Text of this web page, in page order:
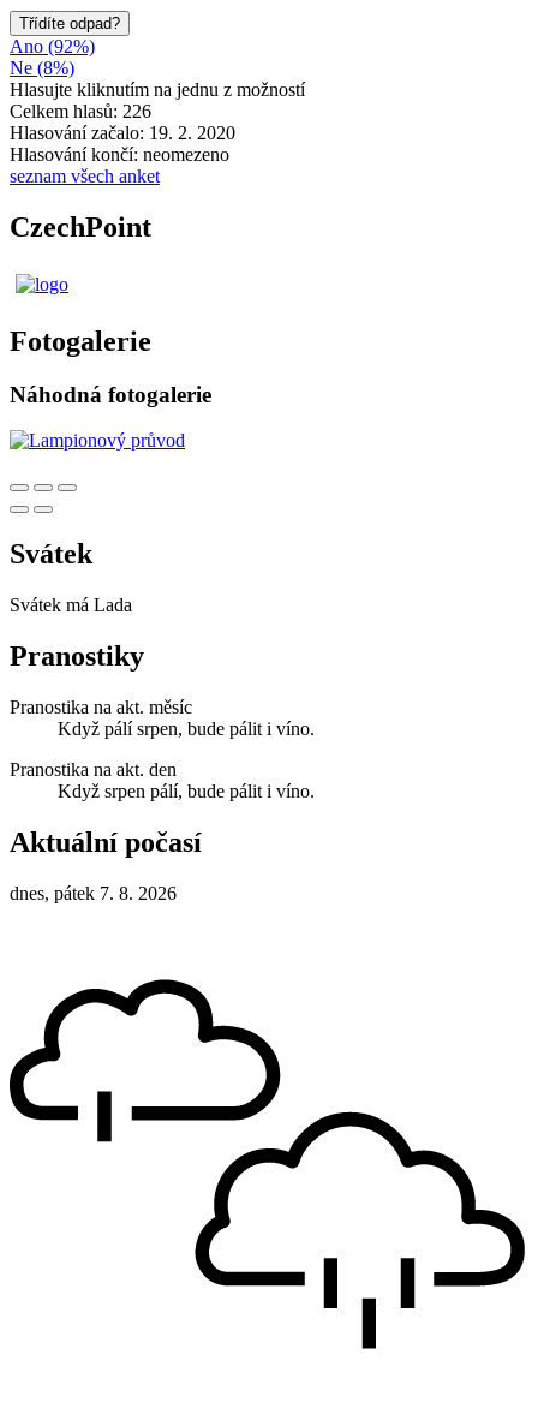
Třídíte odpad?
Ano (92%)
Ne (8%)
Hlasujte kliknutím na jednu z možností
Celkem hlasů: 226
Hlasování začalo: 19. 2. 2020
Hlasování končí: neomezeno
seznam všech anket
CzechPoint
Fotogalerie
Náhodná fotogalerie
Svátek
Svátek má Lada
Pranostiky
Pranostika na akt. měsíc
Když pálí srpen, bude pálit i víno.
Pranostika na akt. den
Když srpen pálí, bude pálit i víno.
Aktuální počasí
dnes, pátek 7. 8. 2026